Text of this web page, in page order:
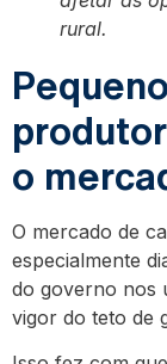
rural.
o
O mercado de
especialmente
do governo nos
vigor do teto de